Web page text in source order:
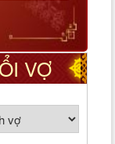
VỢ
PHI